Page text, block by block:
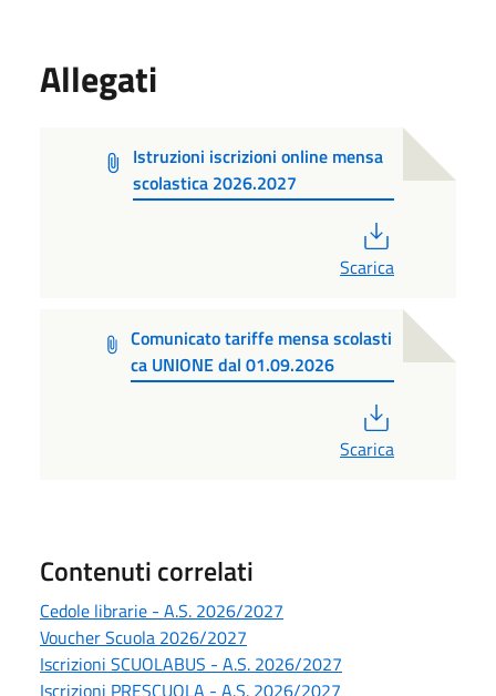
Allegati
Istruzioni iscrizioni online mensa
scolastica 2026.2027
Scarica
Comunicato tariffe mensa scolasti
ca UNIONE dal 01.09.2026
Scarica
Contenuti correlati
Cedole librarie - A.S. 2026/2027
Voucher Scuola 2026/2027
Iscrizioni SCUOLABUS - A.S. 2026/2027
Iscrizioni PRESCUOLA - A.S. 2026/2027